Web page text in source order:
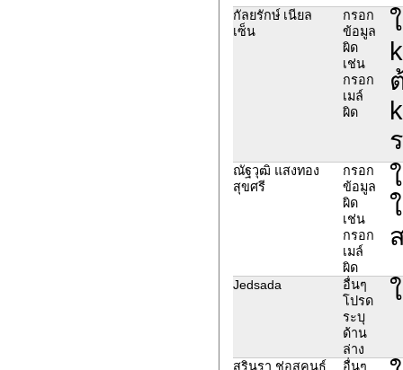
กัลยรักษ์ เนียล
เซ็น
กรอก
ข้อมูล
ผิด
เช่น
กรอก
เมล์
ผิด
ณัฐวุฒิ แสงทอง
สุขศรี
กรอก
ข้อมูล
ผิด
เช่น
กรอก
เมล์
ผิด
Jedsada
อื่นๆ
โปรด
ระบุ
ด้าน
ล่าง
สรินรา ช่อสุคนธ์
อื่นๆ